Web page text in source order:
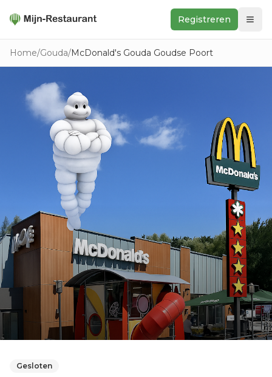
Registreren
Zoeken
Ontdek
Keukens
Foodwall
Reviews
Home/Gouda/McDonald's Gouda Goudse Poort
Gesloten